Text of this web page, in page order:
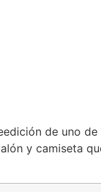
de uno
y camiseta